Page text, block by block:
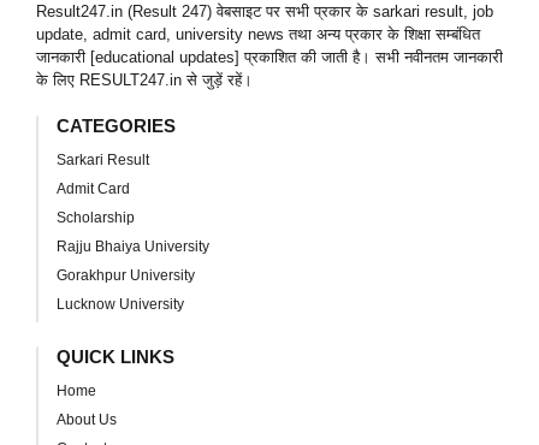
Result247.in (Result 247) वेबसाइट पर सभी प्रकार के sarkari result, job
update, admit card, university news तथा अन्य प्रकार के शिक्षा सम्बंधित
जानकारी [educational updates] प्रकाशित की जाती है। सभी नवीनतम जानकारी
के लिए RESULT247.in से जुड़ें रहें।
CATEGORIES
Sarkari Result
Admit Card
Scholarship
Rajju Bhaiya University
Gorakhpur University
Lucknow University
QUICK LINKS
Home
About Us